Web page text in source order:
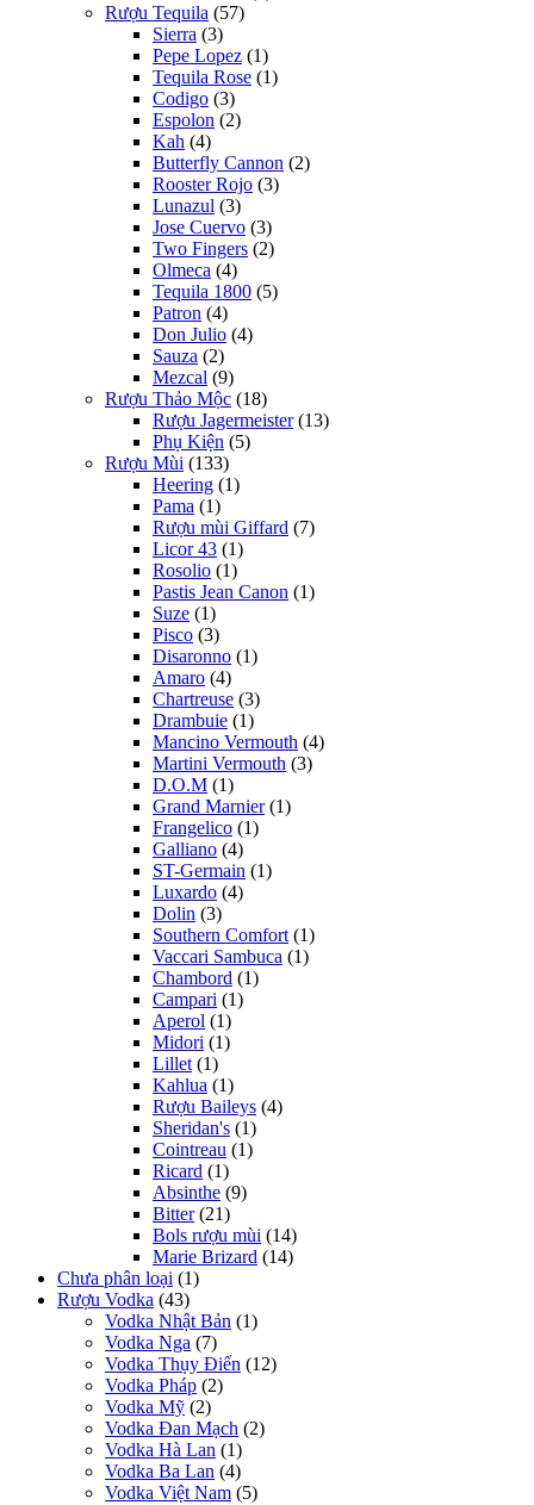
Rượu Tequila (57)
Sierra (3)
Pepe Lopez (1)
Tequila Rose (1)
Codigo (3)
Espolon (2)
Kah (4)
Butterfly Cannon (2)
Rooster Rojo (3)
Lunazul (3)
Jose Cuervo (3)
Two Fingers (2)
Olmeca (4)
Tequila 1800 (5)
Patron (4)
Don Julio (4)
Sauza (2)
Mezcal (9)
Rượu Thảo Mộc (18)
Rượu Jagermeister (13)
Phụ Kiện (5)
Rượu Mùi (133)
Heering (1)
Pama (1)
Rượu mùi Giffard (7)
Licor 43 (1)
Rosolio (1)
Pastis Jean Canon (1)
Suze (1)
Pisco (3)
Disaronno (1)
Amaro (4)
Chartreuse (3)
Drambuie (1)
Mancino Vermouth (4)
Martini Vermouth (3)
D.O.M (1)
Grand Marnier (1)
Frangelico (1)
Galliano (4)
ST-Germain (1)
Luxardo (4)
Dolin (3)
Southern Comfort (1)
Vaccari Sambuca (1)
Chambord (1)
Campari (1)
Aperol (1)
Midori (1)
Lillet (1)
Kahlua (1)
Rượu Baileys (4)
Sheridan's (1)
Cointreau (1)
Ricard (1)
Absinthe (9)
Bitter (21)
Bols rượu mùi (14)
Marie Brizard (14)
Chưa phân loại (1)
Rượu Vodka (43)
Vodka Nhật Bản (1)
Vodka Nga (7)
Vodka Thụy Điển (12)
Vodka Pháp (2)
Vodka Mỹ (2)
Vodka Đan Mạch (2)
Vodka Hà Lan (1)
Vodka Ba Lan (4)
Vodka Việt Nam (5)